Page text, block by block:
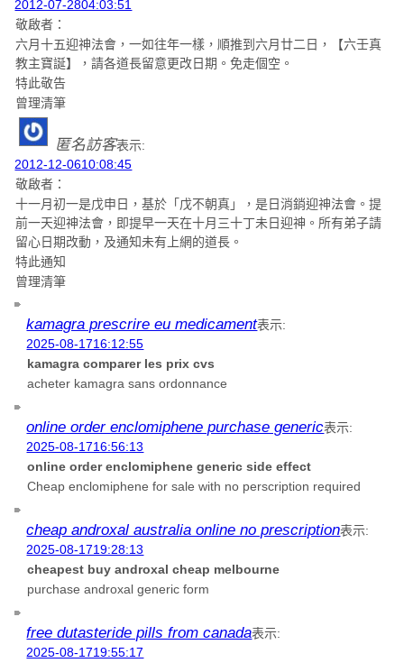
2012-07-2804:03:51
敬啟者：
六月十五迎神法會，一如往年一樣，順推到六月廿二日，【六壬真
教主寶誕】，請各道長留意更改日期。免走個空。
特此敬告
曾理清筆
匿名訪客表示:
2012-12-0610:08:45
敬啟者：
十一月初一是戊申日，基於「戊不朝真」，是日消銷迎神法會。提
前一天迎神法會，即提早一天在十月三十丁未日迎神。所有弟子請
留心日期改動，及通知未有上網的道長。
特此通知
曾理清筆
kamagra prescrire eu medicament表示:
2025-08-1716:12:55
kamagra comparer les prix cvs
acheter kamagra sans ordonnance
online order enclomiphene purchase generic表示:
2025-08-1716:56:13
online order enclomiphene generic side effect
Cheap enclomiphene for sale with no perscription required
cheap androxal australia online no prescription表示:
2025-08-1719:28:13
cheapest buy androxal cheap melbourne
purchase androxal generic form
free dutasteride pills from canada表示:
2025-08-1719:55:17